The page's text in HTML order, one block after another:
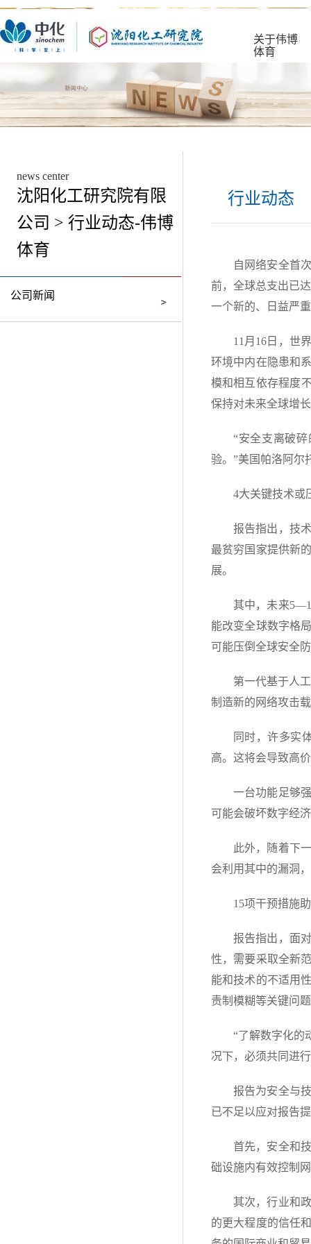
关于伟博
体育
news center
沈阳化工研究院有限
公司 > 行业动态-伟博
体育
公司新闻
行业动态
自网络安全首
前，全球总支出已
一个新的、日益严
11月16日，世
环境中内在隐患和
模和相互依存程度
保持对未来全球增
“安全支离破
验。”美国帕洛阿尔
4大关键技术或
报告指出，技
最贫穷国家提供新
展。
其中，未来
能改变全球数字格
可能压倒全球安全
第一代基于人
制造新的网络攻击
同时，许多实
高。这将会导致高
一台功能足够
可能会破坏数字经
此外，随着下
会利用其中的漏洞
15项干预措施
报告指出，面
性，需要采取全新
能和技术的不适用
责制模糊等关键问
“了解数字化的
况下，必须共同进
报告为安全与
已不足以应对报告
首先，安全和
础设施内有效控制
其次，行业和
的更大程度的信任